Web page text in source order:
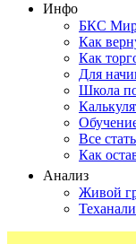
Инфо
БКС
Как
Как
Для
Школа
Все
Как
Анализ
Живой